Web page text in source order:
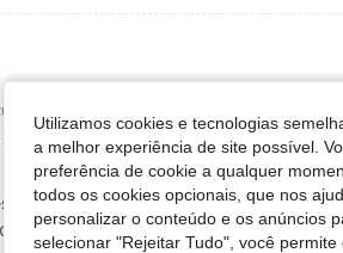
cm / 63 in, Peso: 60 kg / 132 lbs, Formato do
Busto:95 cm / 37 in Ancas:100 cm / 39
igual que en las fotos
Utilizamos cookies e tecnologias
a melhor experiência de site possível.
preferência de cookie a qualquer
todos os cookies opcionais, que nos
personalizar o conteúdo e os anúncios
selecionar "Rejeitar Tudo", você